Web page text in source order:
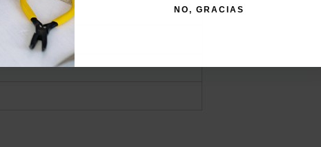
polimérica
NO, GRACIAS